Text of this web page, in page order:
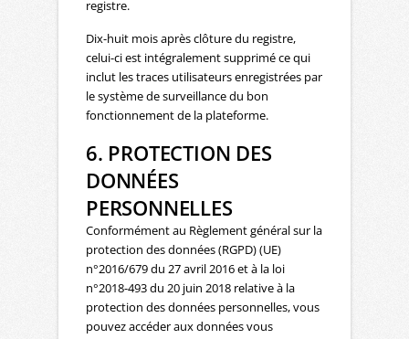
registre.
Dix-huit mois après clôture du registre,
celui-ci est intégralement supprimé ce qui
inclut les traces utilisateurs enregistrées par
le système de surveillance du bon
fonctionnement de la plateforme.
6. PROTECTION DES
DONNÉES
PERSONNELLES
Conformément au Règlement général sur la
protection des données (RGPD) (UE)
n°2016/679 du 27 avril 2016 et à la loi
n°2018-493 du 20 juin 2018 relative à la
protection des données personnelles, vous
pouvez accéder aux données vous